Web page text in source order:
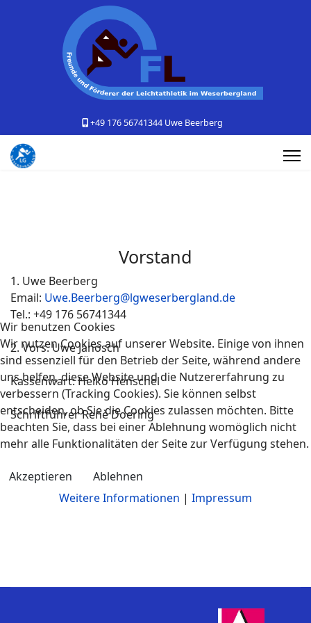
+49 176 56741344 Uwe Beerberg
Vorstand
1. Uwe Beerberg
Email: Uwe.Beerberg@lgweserbergland.de
Tel.: +49 176 56741344
2. Vors. Uwe Janosch
Kassenwart: Heiko Henschel
Schriftführer Renè Doering
Wir benutzen Cookies
Wir nutzen Cookies auf unserer Website. Einige von ihnen
sind essenziell für den Betrieb der Seite, während andere
uns helfen, diese Website und die Nutzererfahrung zu
verbessern (Tracking Cookies). Sie können selbst
entscheiden, ob Sie die Cookies zulassen möchten. Bitte
beachten Sie, dass bei einer Ablehnung womöglich nicht
mehr alle Funktionalitäten der Seite zur Verfügung stehen.
Akzeptieren
Ablehnen
Weitere Informationen | Impressum